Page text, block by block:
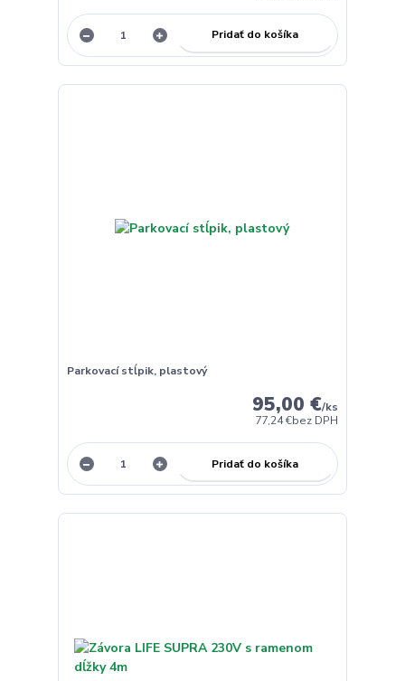
Pridať do košíka
Parkovací stĺpik, plastový
95,00 €/ks
77,24 €bez DPH
Pridať do košíka